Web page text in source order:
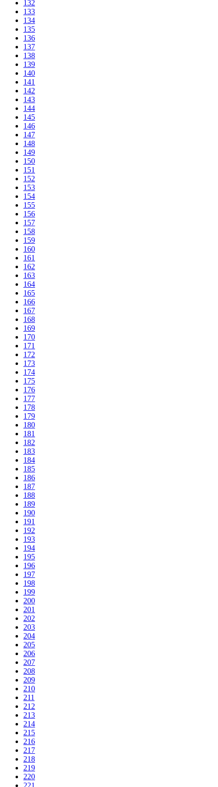
132
133
134
135
136
137
138
139
140
141
142
143
144
145
146
147
148
149
150
151
152
153
154
155
156
157
158
159
160
161
162
163
164
165
166
167
168
169
170
171
172
173
174
175
176
177
178
179
180
181
182
183
184
185
186
187
188
189
190
191
192
193
194
195
196
197
198
199
200
201
202
203
204
205
206
207
208
209
210
211
212
213
214
215
216
217
218
219
220
221